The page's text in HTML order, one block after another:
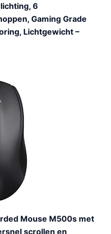
6
Gaming Grade
Lichtgewicht –
Mouse M500s met
scrollen en